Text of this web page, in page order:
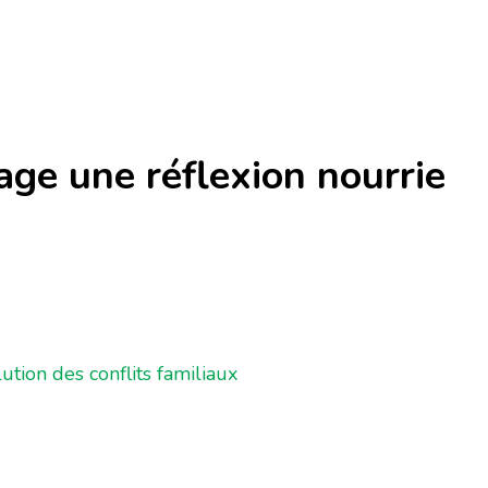
une réflexion nourrie
des conflits familiaux